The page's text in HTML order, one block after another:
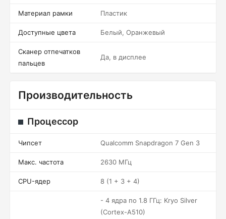
Материал рамки Пластик
Доступные цвета Белый, Оранжевый
Сканер отпечатков
пальцев
Да, в дисплее
Производительность
Процессор
Чипсет Qualcomm Snapdragon 7 Gen 3
Макс. частота 2630 МГц
CPU-ядер 8 (1 + 3 + 4)
- 4 ядра по 1.8 ГГц: Kryo Silver
(Cortex-A510)